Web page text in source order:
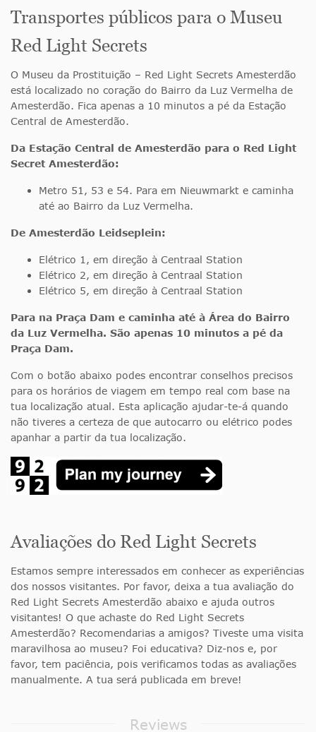
Transportes públicos para o Museu
Red Light Secrets
O Museu da Prostituição – Red Light Secrets Amesterdão
está localizado no coração do Bairro da Luz Vermelha de
Amesterdão. Fica apenas a 10 minutos a pé da Estação
Central de Amesterdão.
Da Estação Central de Amesterdão para o Red Light
Secret Amesterdão:
Metro 51, 53 e 54. Para em Nieuwmarkt e caminha
até ao Bairro da Luz Vermelha.
De Amesterdão Leidseplein:
Elétrico 1, em direção à Centraal Station
Elétrico 2, em direção à Centraal Station
Elétrico 5, em direção à Centraal Station
Para na Praça Dam e caminha até à Área do Bairro
da Luz Vermelha. São apenas 10 minutos a pé da
Praça Dam.
Com o botão abaixo podes encontrar conselhos precisos
para os horários de viagem em tempo real com base na
tua localização atual. Esta aplicação ajudar-te-á quando
não tiveres a certeza de que autocarro ou elétrico podes
apanhar a partir da tua localização.
Avaliações do Red Light Secrets
Estamos sempre interessados em conhecer as experiências
dos nossos visitantes. Por favor, deixa a tua avaliação do
Red Light Secrets Amesterdão abaixo e ajuda outros
visitantes! O que achaste do Red Light Secrets
Amesterdão? Recomendarias a amigos? Tiveste uma visita
maravilhosa ao museu? Foi educativa? Diz-nos e, por
favor, tem paciência, pois verificamos todas as avaliações
manualmente. A tua será publicada em breve!
Reviews